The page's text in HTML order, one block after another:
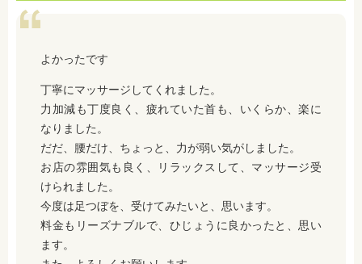
よかったです
丁寧にマッサージしてくれました。
力加減も丁度良く、疲れていた首も、いくらか、楽に
なりました。
だだ、腰だけ、ちょっと、力が弱い気がしました。
お店の雰囲気も良く、リラックスして、マッサージ受
けられました。
今度は足つぼを、受けてみたいと、思います。
料金もリーズナブルで、ひじょうに良かったと、思い
ます。